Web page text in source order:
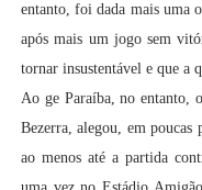
entanto, foi dada mais uma
após mais um jogo sem
tornar insustentável e que a
Ao ge Paraíba, no entanto,
Bezerra, alegou, em poucas
ao menos até a partida